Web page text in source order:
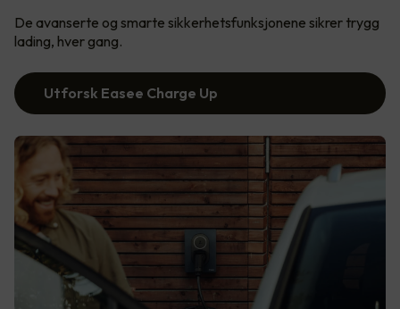
De avanserte og smarte sikkerhetsfunksjonene sikrer trygg
lading, hver gang.
Utforsk Easee Charge Up